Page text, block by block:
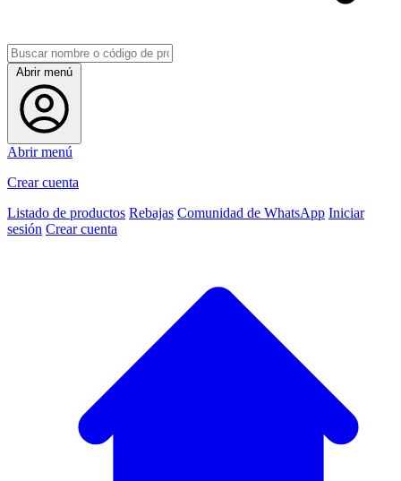
Abrir menú
Abrir menú
Crear cuenta
Listado de productos Rebajas Comunidad de WhatsApp Iniciar
sesión Crear cuenta